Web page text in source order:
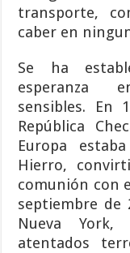
transporte,
caber en
Se ha
esperanza
sensibles. En
República
Europa
Hierro,
comunión con
septiembre de
Nueva
atentados